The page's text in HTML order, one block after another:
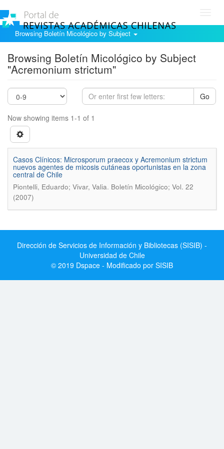
Browsing Boletín Micológico by Subject
Browsing Boletín Micológico by Subject
"Acremonium strictum"
Go
Now showing items 1-1 of 1
Casos Clínicos: Microsporum praecox y Acremonium strictum
nuevos agentes de micosis cutáneas oportunistas en la zona
central de Chile
Piontelli, Eduardo; Vivar, Valia. Boletín Micológico; Vol. 22
(2007)
Dirección de Servicios de Información y Bibliotecas (SISIB) -
Universidad de Chile
© 2019 Dspace - Modificado por SISIB